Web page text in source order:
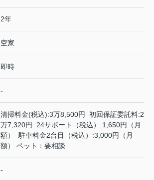
2年
空家
即時
-
清掃料金(税込):3万8,500円 初回保証委託料:2
万7,320円 24サポート（税込）:1,650円（月
額） 駐車料金2台目（税込）:3,000円（月
額） ペット：要相談
-